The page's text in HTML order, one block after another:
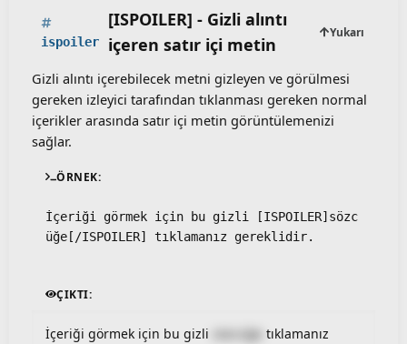
ispoiler
[ISPOILER] - Gizli alıntı
içeren satır içi metin
Yukarı
Gizli alıntı içerebilecek metni gizleyen ve görülmesi
gereken izleyici tarafından tıklanması gereken normal
içerikler arasında satır içi metin görüntülemenizi
sağlar.
ÖRNEK:
İçeriği görmek için bu gizli [ISPOILER]sözc
üğe[/ISPOILER] tıklamanız gereklidir.
ÇIKTI:
İçeriği görmek için bu gizli sözcüğe
tıklamanız